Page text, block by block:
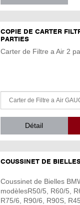
COPIE DE CARTER
PARTIES
Carter de Filtre a Air 2
Détail
COUSSINET DE
Coussinet de Bielles
modèlesR50/5, R60/5,
R75/6, R90/6, R90S,